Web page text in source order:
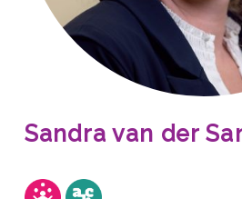
Sandra van der